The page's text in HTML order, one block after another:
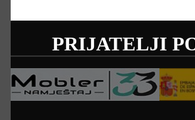
PRIJATELJI